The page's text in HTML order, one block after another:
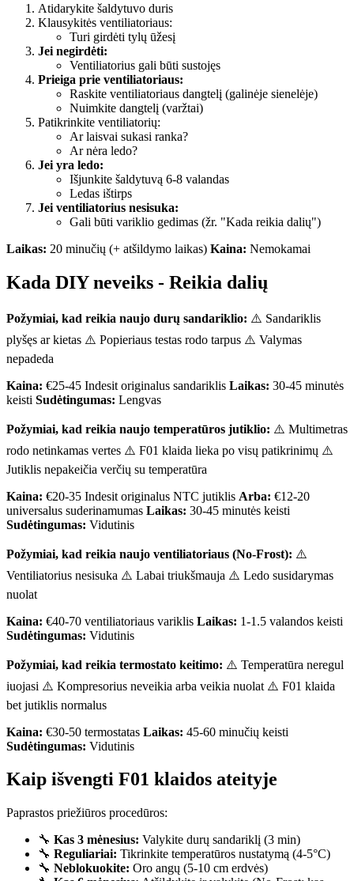
Atidarykite šaldytuvo duris
Klausykitės ventiliatoriaus:
Turi girdėti tylų ūžesį
Jei negirdėti:
Ventiliatorius gali būti sustojęs
Prieiga prie ventiliatoriaus:
Raskite ventiliatoriaus dangtelį (galinėje sienelėje)
Nuimkite dangtelį (varžtai)
Patikrinkite ventiliatorių:
Ar laisvai sukasi ranka?
Ar nėra ledo?
Jei yra ledo:
Išjunkite šaldytuvą 6-8 valandas
Ledas ištirps
Jei ventiliatorius nesisuka:
Gali būti variklio gedimas (žr. "Kada reikia dalių")
Laikas: 20 minučių (+ atšildymo laikas) Kaina: Nemokamai
Kada DIY neveiks - Reikia dalių
Požymiai, kad reikia naujo durų sandariklio: ⚠️ Sandariklis
plyšęs ar kietas ⚠️ Popieriaus testas rodo tarpus ⚠️ Valymas
nepadeda
Kaina: €25-45 Indesit originalus sandariklis Laikas: 30-45 minutės
keisti Sudėtingumas: Lengvas
Požymiai, kad reikia naujo temperatūros jutiklio: ⚠️ Multimetras
rodo netinkamas vertes ⚠️ F01 klaida lieka po visų patikrinimų ⚠️
Jutiklis nepakeičia verčių su temperatūra
Kaina: €20-35 Indesit originalus NTC jutiklis Arba: €12-20
universalus suderinamumas Laikas: 30-45 minutės keisti
Sudėtingumas: Vidutinis
Požymiai, kad reikia naujo ventiliatoriaus (No-Frost): ⚠️
Ventiliatorius nesisuka ⚠️ Labai triukšmauja ⚠️ Ledo susidarymas
nuolat
Kaina: €40-70 ventiliatoriaus variklis Laikas: 1-1.5 valandos keisti
Sudėtingumas: Vidutinis
Požymiai, kad reikia termostato keitimo: ⚠️ Temperatūra neregul
iuojasi ⚠️ Kompresorius neveikia arba veikia nuolat ⚠️ F01 klaida
bet jutiklis normalus
Kaina: €30-50 termostatas Laikas: 45-60 minučių keisti
Sudėtingumas: Vidutinis
Kaip išvengti F01 klaidos ateityje
Paprastos priežiūros procedūros:
🔧 Kas 3 mėnesius: Valykite durų sandariklį (3 min)
🔧 Reguliariai: Tikrinkite temperatūros nustatymą (4-5°C)
🔧 Neblokuokite: Oro angų (5-10 cm erdvės)